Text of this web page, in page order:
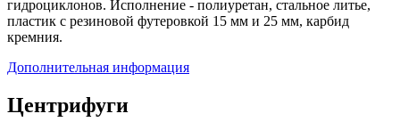
гидроциклонов. Исполнение - полиуретан, стальное литье,
пластик с резиновой футеровкой 15 мм и 25 мм, карбид
кремния.
Дополнительная информация
Центрифуги